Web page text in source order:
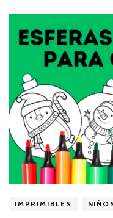
IMPRIMIBLES